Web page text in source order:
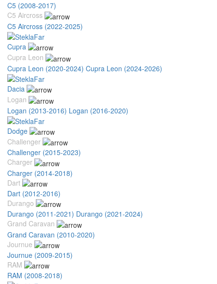
C5 (2008-2017)
C5 Aircross
C5 Aircross (2022-2025)
Cupra
Cupra Leon
Cupra Leon (2020-2024) Cupra Leon (2024-2026)
Dacia
Logan
Logan (2013-2016) Logan (2016-2020)
Dodge
Challenger
Challenger (2015-2023)
Charger
Charger (2014-2018)
Dart
Dart (2012-2016)
Durango
Durango (2011-2021) Durango (2021-2024)
Grand Caravan
Grand Caravan (2010-2020)
Journue
Journue (2009-2015)
RAM
RAM (2008-2018)